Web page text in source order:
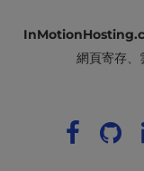
網頁寄存、